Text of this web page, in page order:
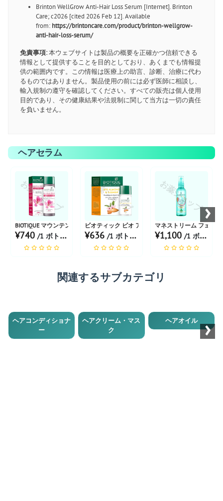
Brinton WellGrow Anti-Hair Loss Serum [Internet]. Brinton
Care; c2026 [cited 2026 Feb 12]. Available
from: https://brintoncare.com/product/brinton-wellgrow-
anti-hair-loss-serum/
免責事項:本ウェブサイトは製品の概要を正確かつ信頼できる
情報として提供することを目的としており、あくまでも情報提
供の範囲内です。この情報は医療上の助言、診断、治療に代わ
るものではありません。製品使用の前には必ず医師に相談し、
輸入規制の遵守を確認してください。すべての販売は個人使用
目的であり、その健康結果や法規制に関して当方は一切の責任
を負いません。
ヘアセラム
お薬ショップ
BIOTIQUE マウンテン エボニー アンチ抜け毛セラム
¥740 /1 ボトル あたり
お薬ショップ
ビオティック ビオ アーモンド＆カシュー
¥636/1 ボトル あたり
お薬ショップ
マネストリーム フェヌ
¥1,100 /1 ボトル あたり
›
関連するサブカテゴリ
ヘアコンディショナ
ー
ヘアクリーム・マス
ク
ヘアオイル ›